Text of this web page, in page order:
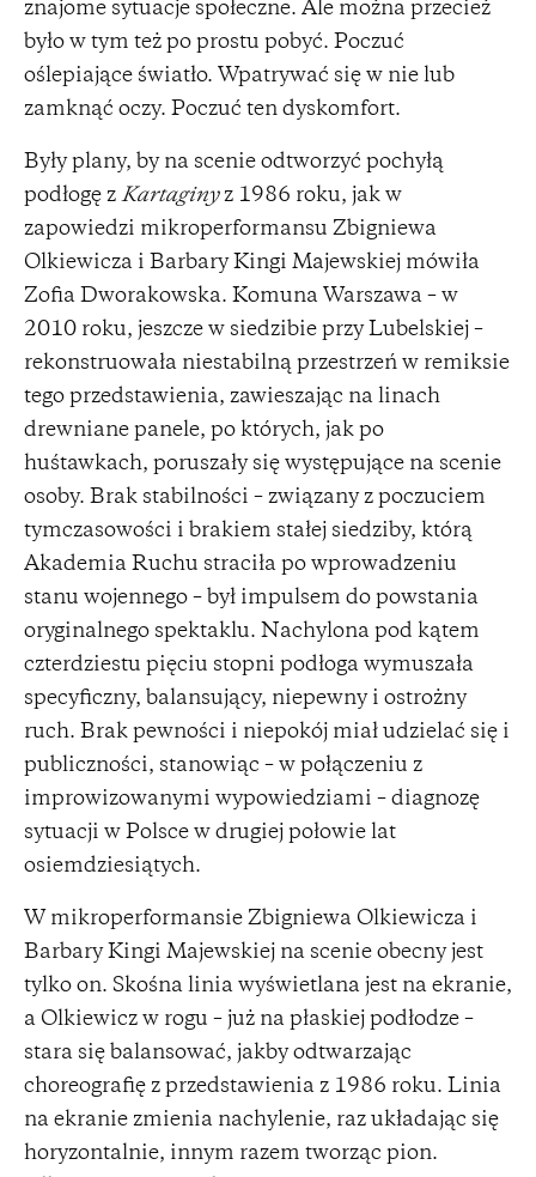
znajome sytuacje społeczne. Ale można przecież
było w tym też po prostu pobyć. Poczuć
oślepiające światło. Wpatrywać się w nie lub
zamknąć oczy. Poczuć ten dyskomfort.
Były plany, by na scenie odtworzyć pochyłą
podłogę z Kartaginyz 1986 roku, jak w
zapowiedzi mikroperformansu Zbigniewa
Olkiewicza i Barbary Kingi Majewskiej mówiła
Zofia Dworakowska. Komuna Warszawa – w
2010 roku, jeszcze w siedzibie przy Lubelskiej –
rekonstruowała niestabilną przestrzeń w remiksie
tego przedstawienia, zawieszając na linach
drewniane panele, po których, jak po
huśtawkach, poruszały się występujące na scenie
osoby. Brak stabilności – związany z poczuciem
tymczasowości i brakiem stałej siedziby, którą
Akademia Ruchu straciła po wprowadzeniu
stanu wojennego – był impulsem do powstania
oryginalnego spektaklu. Nachylona pod kątem
czterdziestu pięciu stopni podłoga wymuszała
specyficzny, balansujący, niepewny i ostrożny
ruch. Brak pewności i niepokój miał udzielać się i
publiczności, stanowiąc – w połączeniu z
improwizowanymi wypowiedziami – diagnozę
sytuacji w Polsce w drugiej połowie lat
osiemdziesiątych.
W mikroperformansie Zbigniewa Olkiewicza i
Barbary Kingi Majewskiej na scenie obecny jest
tylko on. Skośna linia wyświetlana jest na ekranie,
a Olkiewicz w rogu – już na płaskiej podłodze –
stara się balansować, jakby odtwarzając
choreografię z przedstawienia z 1986 roku. Linia
na ekranie zmienia nachylenie, raz układając się
horyzontalnie, innym razem tworząc pion.